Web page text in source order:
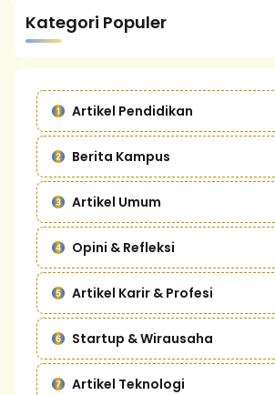
Kategori Populer
Artikel Pendidikan
Berita Kampus
Artikel Umum
Opini & Refleksi
Artikel Karir & Profesi
Startup & Wirausaha
Artikel Teknologi